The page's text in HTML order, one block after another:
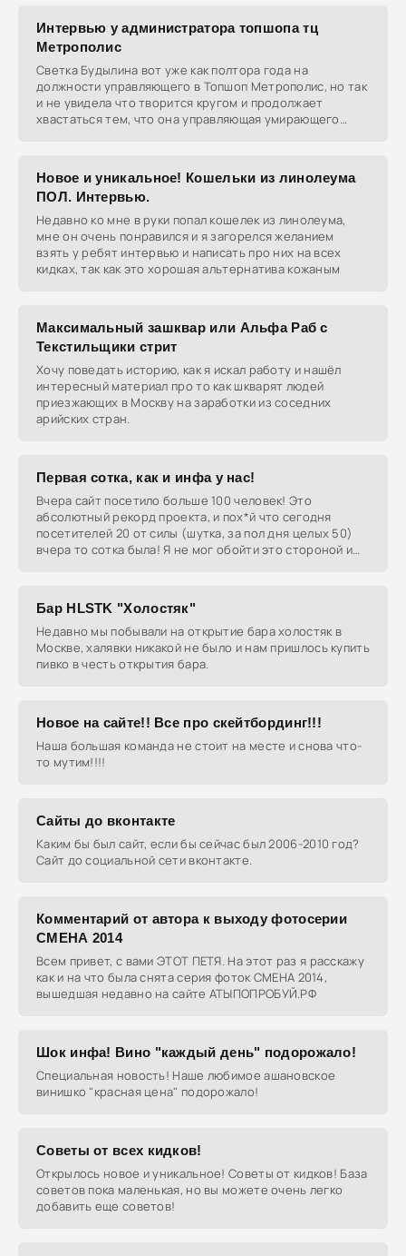
Интервью у администратора топшопа тц
Метрополис
Светка Будылина вот уже как полтора года на
должности управляющего в Топшоп Метрополис, но так
и не увидела что творится кругом и продолжает
хвастаться тем, что она управляющая умирающего
Новое и уникальное! Кошельки из линолеума
ПОЛ. Интервью.
Недавно ко мне в руки попал кошелек из линолеума,
мне он очень понравился и я загорелся желанием
взять у ребят интервью и написать про них на всех
кидках, так как это хорошая альтернатива кожаным
Максимальный зашквар или Альфа Раб с
Текстильщики стрит
Хочу поведать историю, как я искал работу и нашёл
интересный материал про то как шкварят людей
приезжающих в Москву на заработки из соседних
арийских стран.
Первая сотка, как и инфа у нас!
Вчера сайт посетило больше 100 человек! Это
абсолютный рекорд проекта, и пох*й что сегодня
посетителей 20 от силы (шутка, за пол дня целых 50)
вчера то сотка была! Я не мог обойти это стороной и
Бар HLSTK "Холостяк"
Недавно мы побывали на открытие бара холостяк в
Москве, халявки никакой не было и нам пришлось купить
пивко в честь открытия бара.
Новое на сайте!! Все про скейтбординг!!!
Наша большая команда не стоит на месте и снова что-
то мутим!!!!
Сайты до вконтакте
Каким бы был сайт, если бы сейчас был 2006-2010 год?
Сайт до социальной сети вконтакте.
Комментарий от автора к выходу фотосерии
СМЕНА 2014
Всем привет, с вами ЭТОТ ПЕТЯ. На этот раз я расскажу
как и на что была снята серия фоток СМЕНА 2014,
вышедшая недавно на сайте АТЫПОПРОБУЙ.РФ
Шок инфа! Вино "каждый день" подорожало!
Специальная новость! Наше любимое ашановское
винишко "красная цена" подорожало!
Советы от всех кидков!
Открылось новое и уникальное! Советы от кидков! База
советов пока маленькая, но вы можете очень легко
добавить еще советов!